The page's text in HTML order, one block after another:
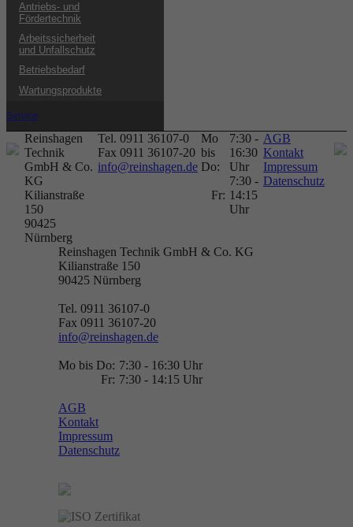
Antriebs- und
Fördertechnik
Arbeitssicherheit
und Unfallschutz
Betriebsbedarf
Wartungsprodukte
Service
Reinshagen
Technik
GmbH & Co.
KG
Kilianstraße
150
90425
Nürnberg
Tel. 0911 36107-0
Fax 0911 36107-20
info@reinshagen.de
Mo
bis
Do:
7:30 -
16:30
Uhr
Fr:
7:30 -
14:15
Uhr
AGB
Kontakt
Impressum
Datenschutz
Reinshagen Technik GmbH & Co. KG
Kilianstraße 150
90425 Nürnberg
Tel. 0911 36107-0
Fax 0911 36107-20
info@reinshagen.de
Mo bis Do: 7:30 - 16:30 Uhr
Fr: 7:30 - 14:15 Uhr
AGB
Kontakt
Impressum
Datenschutz